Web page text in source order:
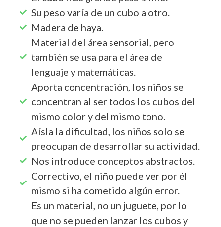
Su peso varía de un cubo a otro.
Madera de haya.
Material del área sensorial, pero
también se usa para el área de
lenguaje y matemáticas.
Aporta concentración, los niños se
concentran al ser todos los cubos del
mismo color y del mismo tono.
Aísla la dificultad, los niños solo se
preocupan de desarrollar su actividad.
Nos introduce conceptos abstractos.
Correctivo, el niño puede ver por él
mismo si ha cometido algún error.
Es un material, no un juguete, por lo
que no se pueden lanzar los cubos y